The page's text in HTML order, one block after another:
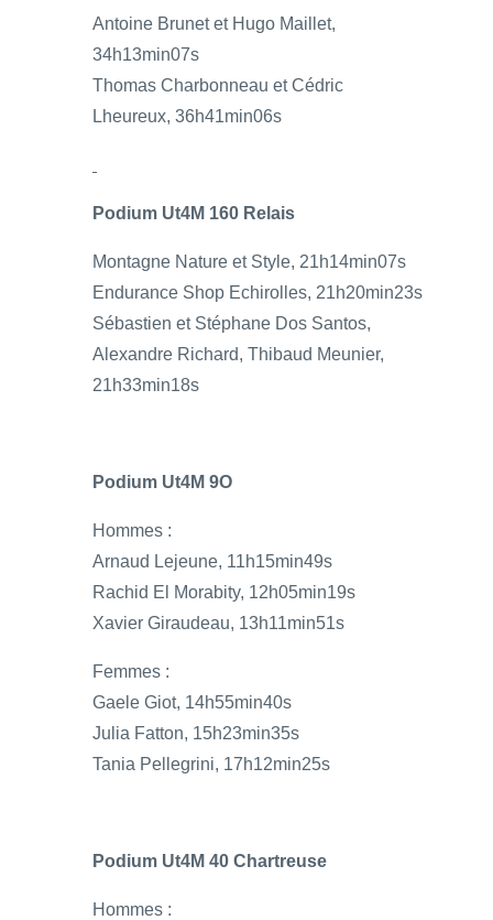
Antoine Brunet et Hugo Maillet,
34h13min07s
Thomas Charbonneau et Cédric
Lheureux, 36h41min06s
Podium Ut4M 160 Relais
Montagne Nature et Style, 21h14min07s
Endurance Shop Echirolles, 21h20min23s
Sébastien et Stéphane Dos Santos,
Alexandre Richard, Thibaud Meunier,
21h33min18s
Podium Ut4M 9O
Hommes :
Arnaud Lejeune, 11h15min49s
Rachid El Morabity, 12h05min19s
Xavier Giraudeau, 13h11min51s
Femmes :
Gaele Giot, 14h55min40s
Julia Fatton, 15h23min35s
Tania Pellegrini, 17h12min25s
Podium Ut4M 40 Chartreuse
Hommes :